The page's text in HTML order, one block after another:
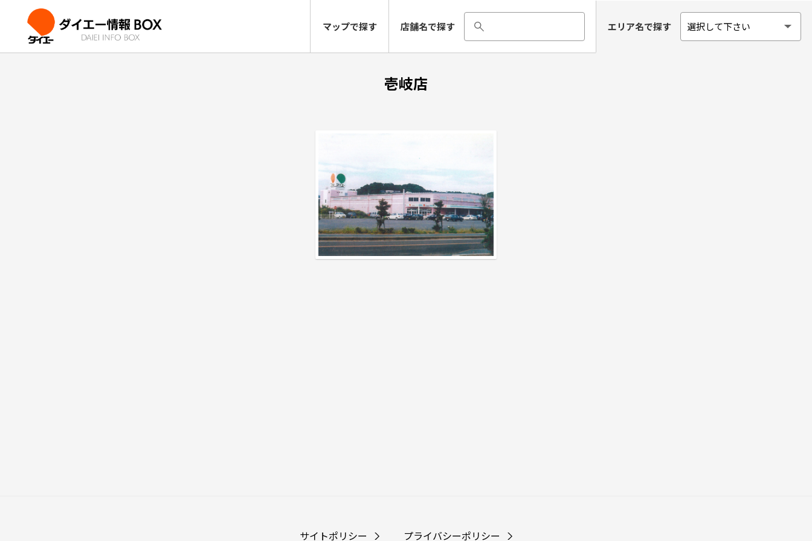
マップで探す 店舗名で探す エリア名で探す
壱岐店
サイトポリシー プライバシーポリシー